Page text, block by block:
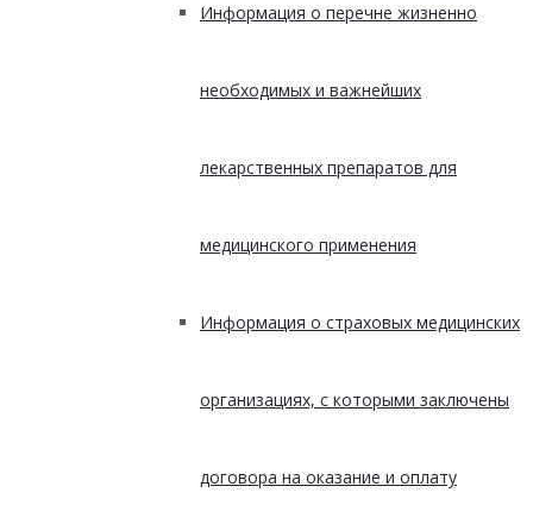
Информация о перечне жизненно
необходимых и важнейших
лекарственных препаратов для
медицинского применения
Информация о страховых медицинских
организациях, с которыми заключены
договора на оказание и оплату